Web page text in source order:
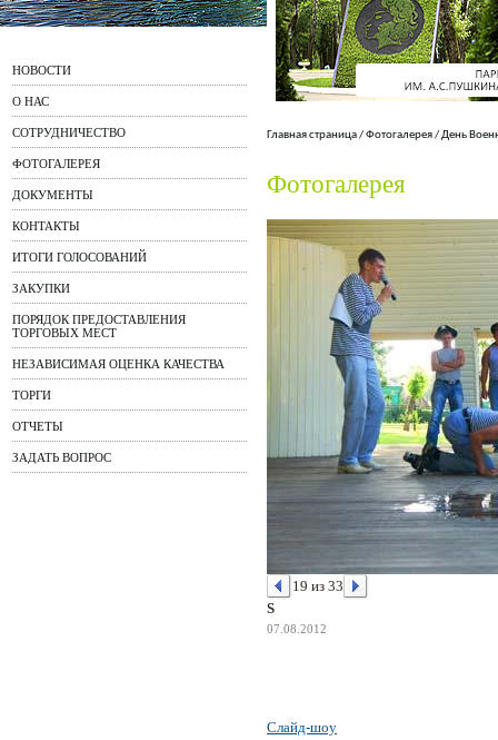
НОВОСТИ
О НАС
СОТРУДНИЧЕСТВО
ФОТОГАЛЕРЕЯ
ДОКУМЕНТЫ
КОНТАКТЫ
ИТОГИ ГОЛОСОВАНИЙ
ЗАКУПКИ
ПОРЯДОК ПРЕДОСТАВЛЕНИЯ
ТОРГОВЫХ МЕСТ
НЕЗАВИСИМАЯ ОЦЕНКА КАЧЕСТВА
ТОРГИ
ОТЧЕТЫ
ЗАДАТЬ ВОПРОС
Главная страница/Фотогалерея/День
Фотогалерея
19 из 33
S
07.08.2012
Слайд-шоу